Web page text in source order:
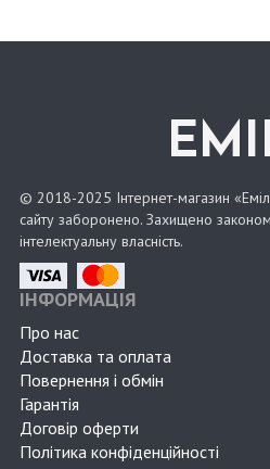
© 2018-2025 Інтернет-магазин
сайту заборонено. Захищено
інтелектуальну власність.
ІНФОРМАЦІЯ
Про нас
Доставка та оплата
Повернення і обмін
Гарантія
Договір оферти
Політика конфіденційності